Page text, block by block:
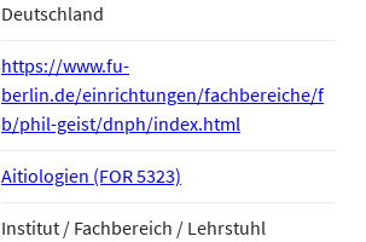
Deutschland
https://www.fu-
berlin.de/einrichtungen/fachbereiche/f
b/phil-geist/dnph/index.html
Aitiologien (FOR 5323)
Institut / Fachbereich / Lehrstuhl